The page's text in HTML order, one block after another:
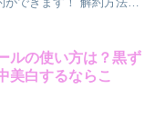
ルの使い方は？黒ず
美白するならこ